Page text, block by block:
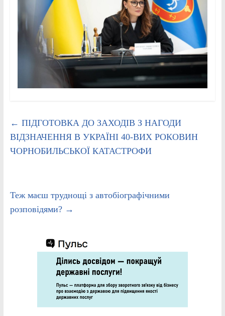
← ПІДГОТОВКА ДО ЗАХОДІВ З НАГОДИ
ВІДЗНАЧЕННЯ В УКРАЇНІ 40-ВИХ РОКОВИН
ЧОРНОБИЛЬСЬКОЇ КАТАСТРОФИ
Теж маєш труднощі з автобіографічними
розповідями? →